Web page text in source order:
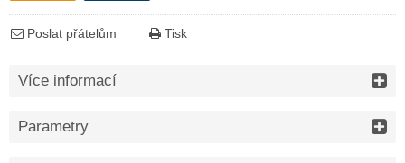
Poslat přátelům Tisk
Více informací
Parametry